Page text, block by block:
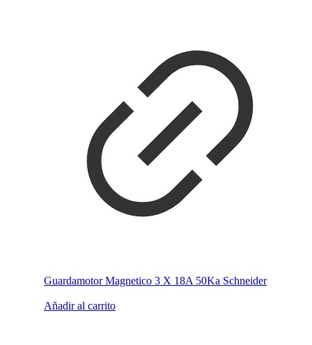
Guardamotor Magnetico 3 X 18A 50Ka Schneider
Añadir al carrito